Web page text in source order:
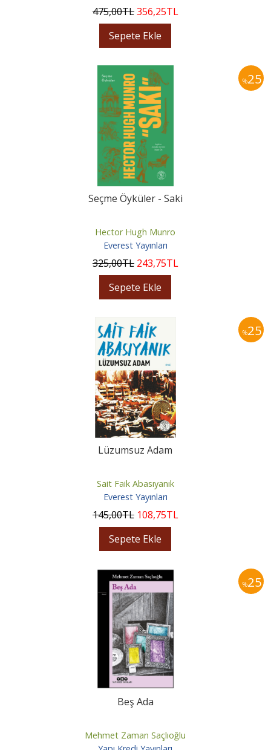
475,00TL356,25TL
Sepete Ekle
%25
Seçme Öyküler - Saki
Hector Hugh Munro
Everest Yayınları
325,00TL 243,75TL
Sepete Ekle
%25
Lüzumsuz Adam
Sait Faik Abasıyanık
Everest Yayınları
145,00TL 108,75TL
Sepete Ekle
%25
Beş Ada
Mehmet Zaman Saçlıoğlu